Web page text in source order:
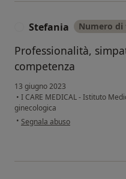
Stefania Numero
Professionalità,
competenza
13 giugno 2023
• I CARE MEDICAL - Istituto
ginecologica
• secondo l'opinione dell'utente
Segnala abuso